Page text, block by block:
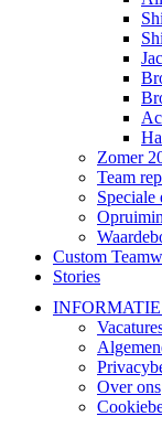
Zomer
Team
Speciale
Custom
Stories
INFORMATIE
Over ons